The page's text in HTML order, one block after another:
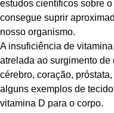
meio da vitamina D3 e D2
estudos científicos sobre o
consegue suprir
nosso organismo.
A insuficiência de
atrelada ao surgimento
cérebro, coração,